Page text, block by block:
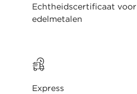
Echtheidscertificaat voor
edelmetalen
Express